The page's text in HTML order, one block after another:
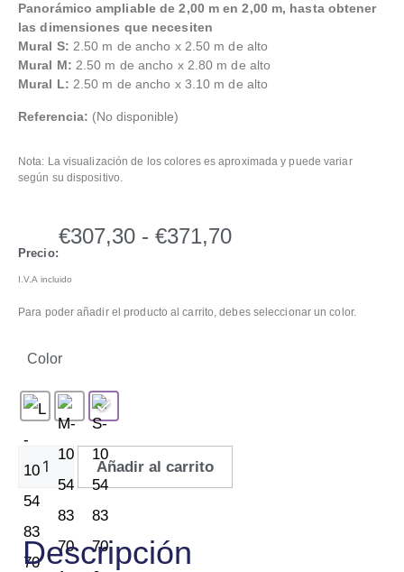
Panorámico ampliable de 2,00 m en 2,00 m, hasta obtener
las dimensiones que necesiten
Mural S: 2.50 m de ancho x 2.50 m de alto
Mural M: 2.50 m de ancho x 2.80 m de alto
Mural L: 2.50 m de ancho x 3.10 m de alto
Referencia: (No disponible)
Nota: La visualización de los colores es aproximada y puede variar
según su dispositivo.
Precio:
€307,30 - €371,70
I.V.A incluido
Para poder añadir el producto al carrito, debes seleccionar un color.
Color
Añadir al carrito
Descripción